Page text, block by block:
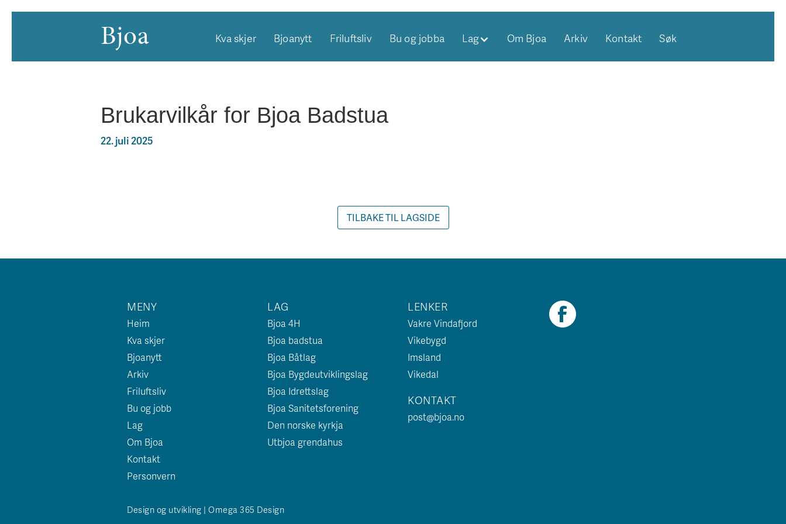
Bjoa Kva skjer Bjoanytt Friluftsliv Bu og jobba Lag Om Bjoa Arkiv Kontakt Søk
Brukarvilkår for Bjoa Badstua
22. juli 2025
TILBAKE TIL LAGSIDE
MENY
Heim
Kva skjer
Bjoanytt
Arkiv
Friluftsliv
Bu og jobb
Lag
Om Bjoa
Kontakt
Personvern
LAG
Bjoa 4H
Bjoa badstua
Bjoa Båtlag
Bjoa Bygdeutviklingslag
Bjoa Idrettslag
Bjoa Sanitetsforening
Den norske kyrkja
Utbjoa grendahus
LENKER
Vakre Vindafjord
Vikebygd
Imsland
Vikedal
KONTAKT
post@bjoa.no
Design og utvikling | Omega 365 Design